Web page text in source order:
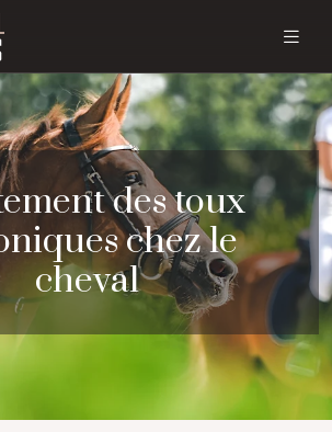
des toux
chez le
cheval